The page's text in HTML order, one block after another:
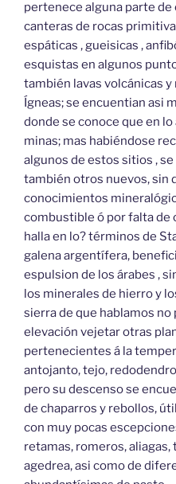
pertenece alguna parte
canteras de rocas
espáticas , gueisicas ,
esquistas en algunos
también lavas volcánicas
Ígneas; se encuentian asi
donde se conoce que en
minas; mas habiéndose
algunos de estos sitios ,
también otros nuevos, sin
conocimientos
combustible ó por falta de
halla en lo? términos de
galena argentífera,
espulsion de los árabes ,
los minerales de hierro y
sierra de que hablamos
elevación vejetar otras
pertenecientes á la
antojanto, tejo,
pero su descenso se
de chaparros y rebollos,
con muy pocas
retamas, romeros,
agedrea, asi como de